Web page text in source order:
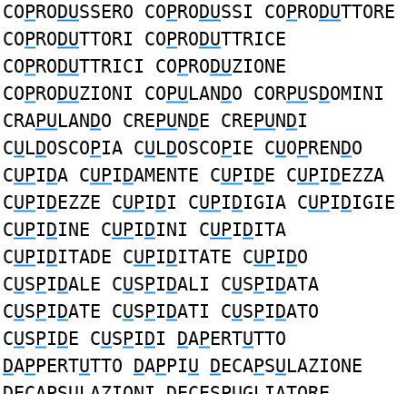
COPRODUSSERO COPRODUSSI COPRODUTTORE
COPRODUTTORI COPRODUTTRICE
COPRODUTTRICI COPRODUZIONE
COPRODUZIONI COPULANDO CORPUSDOMINI
CRAPULANDO CREPUNDE CREPUNDI
CULDOSCOPIA CULDOSCOPIE CUOPRENDO
CUPIDA CUPIDAMENTE CUPIDE CUPIDEZZA
CUPIDEZZE CUPIDI CUPIDIGIA CUPIDIGIE
CUPIDINE CUPIDINI CUPIDITA
CUPIDITADE CUPIDITATE CUPIDO
CUSPIDALE CUSPIDALI CUSPIDATA
CUSPIDATE CUSPIDATI CUSPIDATO
CUSPIDE CUSPIDI DAPERTUTTO
DAPPERTUTTO DAPPIU DECAPSULAZIONE